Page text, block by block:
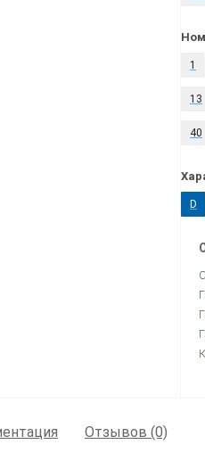
1
13
40
D
Отзывов (0)